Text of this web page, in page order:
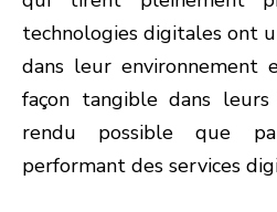
technologies digitales ont
dans leur
façon tangible dans leurs
rendu possible que
performant des services